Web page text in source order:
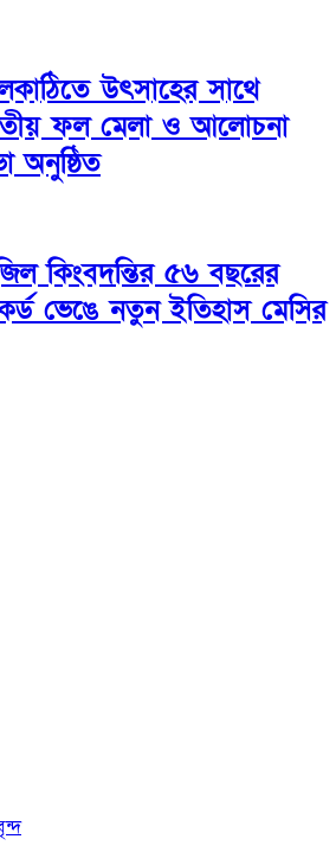
উৎসাহের সাথে
ফল মেলা ও আলোচনা
অনুষ্ঠিত
কিংবদন্তির ৫৬ বছরের
ভেঙে নতুন ইতিহাস মেসির